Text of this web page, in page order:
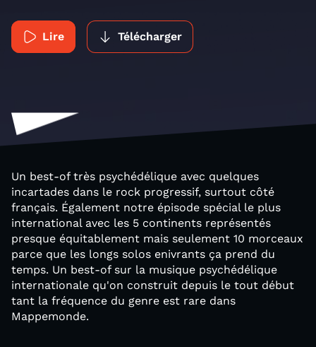
Lire Télécharger
Un best-of très psychédélique avec quelques
incartades dans le rock progressif, surtout côté
français. Également notre épisode spécial le plus
international avec les 5 continents représentés
presque équitablement mais seulement 10 morceaux
parce que les longs solos enivrants ça prend du
temps. Un best-of sur la musique psychédélique
internationale qu'on construit depuis le tout début
tant la fréquence du genre est rare dans
Mappemonde.